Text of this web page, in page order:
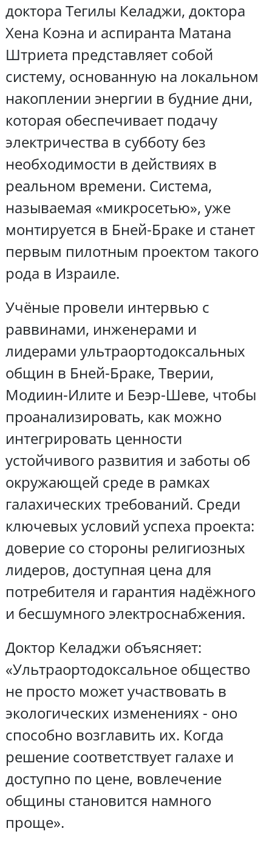
доктора Тегилы Келаджи, доктора
Хена Коэна и аспиранта Матана
Штриета представляет собой
систему, основанную на локальном
накоплении энергии в будние дни,
которая обеспечивает подачу
электричества в субботу без
необходимости в действиях в
реальном времени. Система,
называемая «микросетью», уже
монтируется в Бней-Браке и станет
первым пилотным проектом такого
рода в Израиле.
Учёные провели интервью с
раввинами, инженерами и
лидерами ультраортодоксальных
общин в Бней-Браке, Тверии,
Модиин-Илите и Беэр-Шеве, чтобы
проанализировать, как можно
интегрировать ценности
устойчивого развития и заботы об
окружающей среде в рамках
галахических требований. Среди
ключевых условий успеха проекта:
доверие со стороны религиозных
лидеров, доступная цена для
потребителя и гарантия надёжного
и бесшумного электроснабжения.
Доктор Келаджи объясняет:
«Ультраортодоксальное общество
не просто может участвовать в
экологических изменениях - оно
способно возглавить их. Когда
решение соответствует галахе и
доступно по цене, вовлечение
общины становится намного
проще».